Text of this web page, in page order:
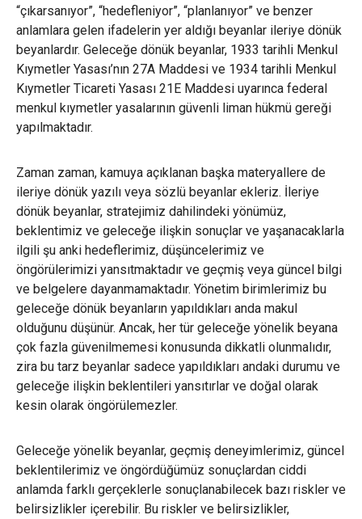
“çıkarsanıyor”, “hedefleniyor”, “planlanıyor” ve benzer
anlamlara gelen ifadelerin yer aldığı beyanlar ileriye dönük
beyanlardır. Geleceğe dönük beyanlar, 1933 tarihli Menkul
Kıymetler Yasası’nın 27A Maddesi ve 1934 tarihli Menkul
Kıymetler Ticareti Yasası 21E Maddesi uyarınca federal
menkul kıymetler yasalarının güvenli liman hükmü gereği
yapılmaktadır.
Zaman zaman, kamuya açıklanan başka materyallere de
ileriye dönük yazılı veya sözlü beyanlar ekleriz. İleriye
dönük beyanlar, stratejimiz dahilindeki yönümüz,
beklentimiz ve geleceğe ilişkin sonuçlar ve yaşanacaklarla
ilgili şu anki hedeflerimiz, düşüncelerimiz ve
öngörülerimizi yansıtmaktadır ve geçmiş veya güncel bilgi
ve belgelere dayanmamaktadır. Yönetim birimlerimiz bu
geleceğe dönük beyanların yapıldıkları anda makul
olduğunu düşünür. Ancak, her tür geleceğe yönelik beyana
çok fazla güvenilmemesi konusunda dikkatli olunmalıdır,
zira bu tarz beyanlar sadece yapıldıkları andaki durumu ve
geleceğe ilişkin beklentileri yansıtırlar ve doğal olarak
kesin olarak öngörülemezler.
Geleceğe yönelik beyanlar, geçmiş deneyimlerimiz, güncel
beklentilerimiz ve öngördüğümüz sonuçlardan ciddi
anlamda farklı gerçeklerle sonuçlanabilecek bazı riskler ve
belirsizlikler içerebilir. Bu riskler ve belirsizlikler,